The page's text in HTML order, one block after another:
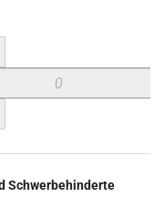
Schwerbehinderte